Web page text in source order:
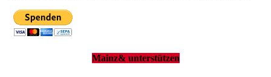
Mainz& unterstützen